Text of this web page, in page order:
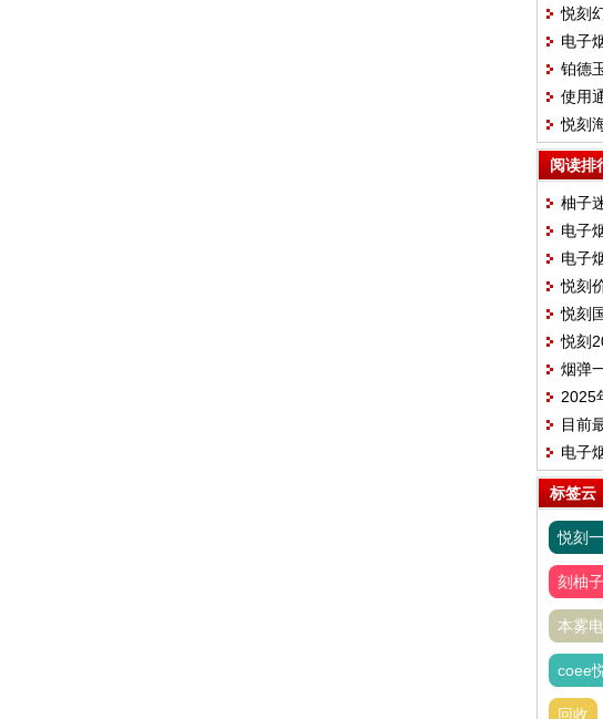
悦刻
电子
铂德
使用
悦刻
烟弹
阅读排
柚子
电子
能抽
电子
合格
悦刻
别
悦刻
pro区
悦刻
烟弹
2025
火器
目前
樱花
电子
来烟
标签云
悦刻
刻柚子
本雾
coee
回收